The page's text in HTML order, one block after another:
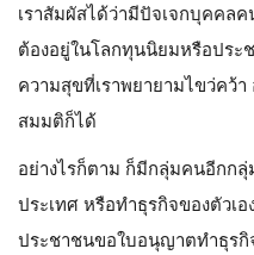
เราสัมผัสได้ว่ามีปัจเจกบุคคล
ต้องอยู่ในโลกทุนนิยมหรือประ
ความสุขที่เราพยายามไขว่คว้
สมมติก็ได้
อย่างไรก็ตาม ก็มีกลุ่มคนอีกก
ประเทศ หรือทำธุรกิจของตัวเ
ประชาชนขอใบอนุญาตทำธุรกิ